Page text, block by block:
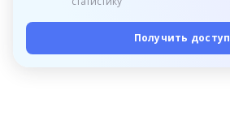
Получить доступ